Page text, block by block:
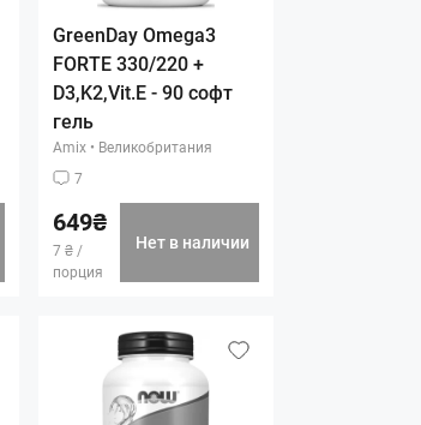
GreenDay Omega3
FORTE 330/220 +
D3,K2,Vit.E - 90 софт
гель
Amix • Великобритания
7
649₴
7 ₴ /
порция
Нет в наличии